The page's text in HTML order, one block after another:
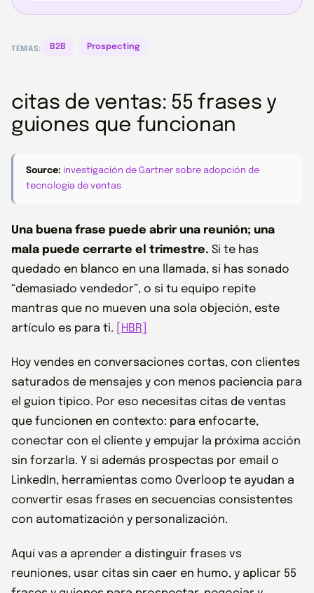
TEMAS: B2B Prospecting
citas de ventas: 55 frases y
guiones que funcionan
Source: investigación de Gartner sobre adopción de
tecnología de ventas
Una buena frase puede abrir una reunión; una
mala puede cerrarte el trimestre. Si te has
quedado en blanco en una llamada, si has sonado
“demasiado vendedor”, o si tu equipo repite
mantras que no mueven una sola objeción, este
artículo es para ti.
[HBR]
Hoy vendes en conversaciones cortas, con clientes
saturados de mensajes y con menos paciencia para
el guion típico. Por eso necesitas citas de ventas
que funcionen en contexto: para enfocarte,
conectar con el cliente y empujar la próxima acción
sin forzarla. Y si además prospectas por email o
LinkedIn, herramientas como Overloop te ayudan a
convertir esas frases en secuencias consistentes
con automatización y personalización.
Aquí vas a aprender a distinguir frases vs
reuniones, usar citas sin caer en humo, y aplicar 55